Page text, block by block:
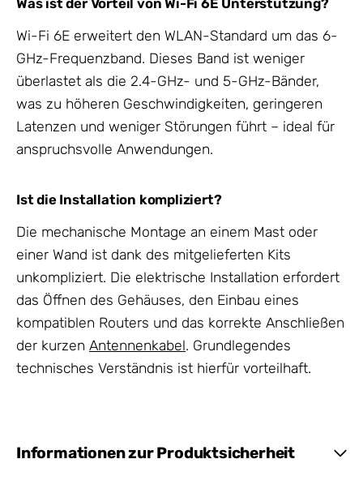
Was ist der Vorteil von Wi-Fi 6E Unterstützung?
Wi-Fi 6E erweitert den WLAN-Standard um das 6-
GHz-Frequenzband. Dieses Band ist weniger
überlastet als die 2.4-GHz- und 5-GHz-Bänder,
was zu höheren Geschwindigkeiten, geringeren
Latenzen und weniger Störungen führt – ideal für
anspruchsvolle Anwendungen.
Ist die Installation kompliziert?
Die mechanische Montage an einem Mast oder
einer Wand ist dank des mitgelieferten Kits
unkompliziert. Die elektrische Installation erfordert
das Öffnen des Gehäuses, den Einbau eines
kompatiblen Routers und das korrekte Anschließen
der kurzen Antennenkabel. Grundlegendes
technisches Verständnis ist hierfür vorteilhaft.
Informationen zur Produktsicherheit